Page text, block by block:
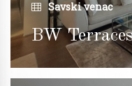
Savski venac
BW